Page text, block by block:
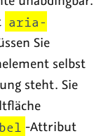
aria-
Sie
selbst
steht. Sie
-Attribut